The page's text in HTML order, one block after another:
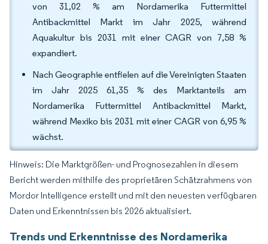
von 31,02 % am Nordamerika Futtermittel
Antibackmittel Markt im Jahr 2025, während
Aquakultur bis 2031 mit einer CAGR von 7,58 %
expandiert.
Nach Geographie entfielen auf die Vereinigten Staaten
im Jahr 2025 61,35 % des Marktanteils am
Nordamerika Futtermittel Antibackmittel Markt,
während Mexiko bis 2031 mit einer CAGR von 6,95 %
wächst.
Hinweis: Die Marktgrößen- und Prognosezahlen in diesem
Bericht werden mithilfe des proprietären Schätzrahmens von
Mordor Intelligence erstellt und mit den neuesten verfügbaren
Daten und Erkenntnissen bis 2026 aktualisiert.
Trends und Erkenntnisse des Nordamerika